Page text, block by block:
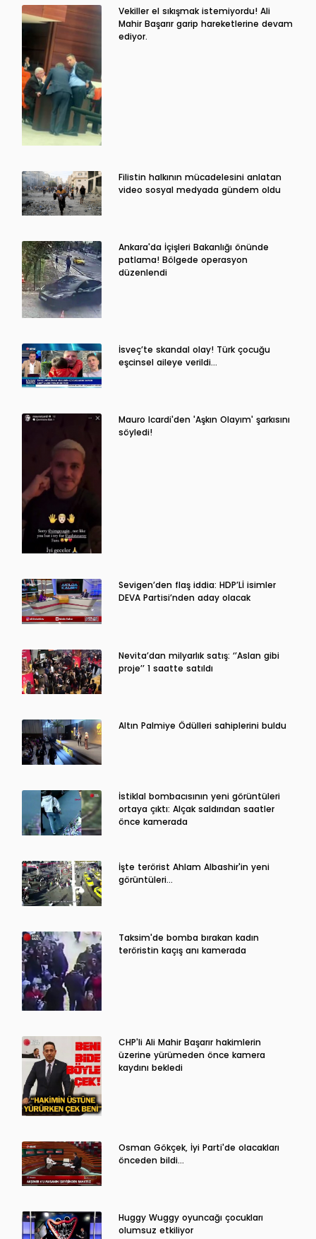
Vekiller el sıkışmak istemiyordu! Ali
Mahir Başarır garip hareketlerine devam
ediyor.
Filistin halkının mücadelesini anlatan
video sosyal medyada gündem oldu
Ankara'da İçişleri Bakanlığı önünde
patlama! Bölgede operasyon
düzenlendi
İsveç’te skandal olay! Türk çocuğu
eşcinsel aileye verildi…
Mauro Icardi'den 'Aşkın Olayım' şarkısını
söyledi!
Sevigen’den flaş iddia: HDP’Lİ isimler
DEVA Partisi’nden aday olacak
Nevita’dan milyarlık satış: ‘’Aslan gibi
proje’’ 1 saatte satıldı
Altın Palmiye Ödülleri sahiplerini buldu
İstiklal bombacısının yeni görüntüleri
ortaya çıktı: Alçak saldırıdan saatler
önce kamerada
İşte terörist Ahlam Albashir'in yeni
görüntüleri…
Taksim'de bomba bırakan kadın
teröristin kaçış anı kamerada
CHP'li Ali Mahir Başarır hakimlerin
üzerine yürümeden önce kamera
kaydını bekledi
Osman Gökçek, İyi Parti'de olacakları
önceden bildi...
Huggy Wuggy oyuncağı çocukları
olumsuz etkiliyor